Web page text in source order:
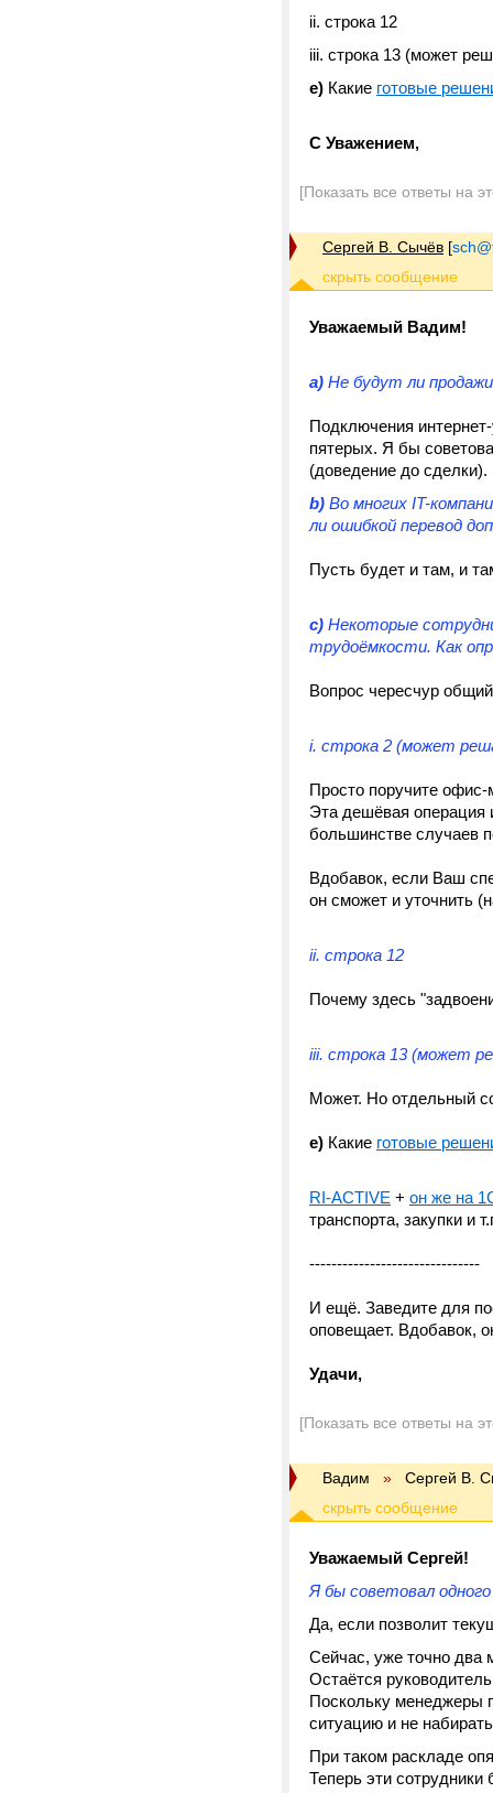
ii. строка 12
iii. строка 13 (может
e) Какие готовые
С Уважением,
[Показать все ответы на
Сергей В. Сычёв [
Уважаемый Вадим!
a) Не будут ли
Подключения
пятерых. Я бы
(доведение до сделки).
b) Во многих IT-
ли ошибкой перевод
Пусть будет и там, и
c) Некоторые
трудоёмкости. Как
Вопрос чересчур
i. строка 2 (может
Просто поручите
Эта дешёвая операция
большинстве случаев
Вдобавок, если Ваш
он сможет и уточнить
ii. строка 12
Почему здесь
iii. строка 13 (может
Может. Но отдельный
e) Какие готовые
RI-ACTIVE + он же на
транспорта, закупки и
-------------------------------
И ещё. Заведите для
оповещает. Вдобавок,
Удачи,
[Показать все ответы на
Вадим » Сергей В.
Уважаемый Сергей!
Я бы советовал
Да, если позволит
Сейчас, уже точно два
Остаётся
Поскольку менеджеры
ситуацию и не
При таком раскладе
Теперь эти